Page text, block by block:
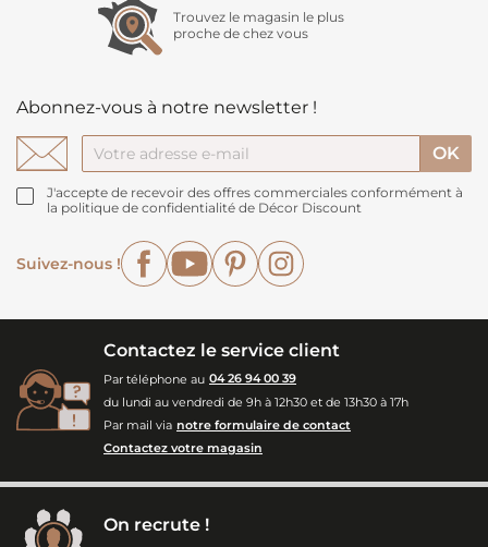
Trouvez le magasin le plus
proche de chez vous
Abonnez-vous à notre newsletter !
J'accepte de recevoir des offres commerciales conformément à
la politique de confidentialité de Décor Discount
Suivez-nous !
FacebookYouTubePinterest
Contactez le service client
Par téléphone au 04 26 94 00 39
du lundi au vendredi de 9h à 12h30 et de 13h30 à 17h
Par mail via notre formulaire de contact
Contactez votre magasin
On recrute !